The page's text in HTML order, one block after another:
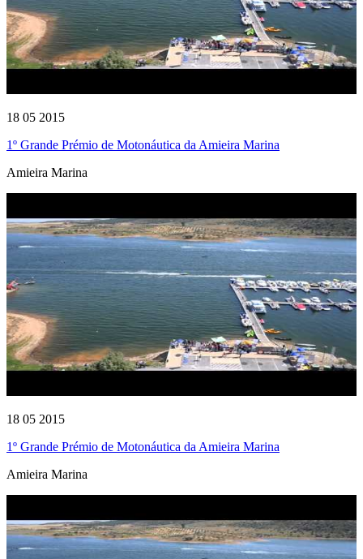
18 05 2015
1º Grande Prémio de Motonáutica da Amieira Marina
Amieira Marina
18 05 2015
1º Grande Prémio de Motonáutica da Amieira Marina
Amieira Marina